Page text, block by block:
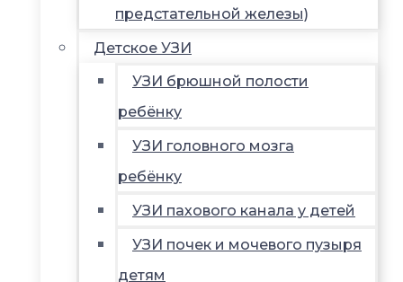
предстательной железы)
Детское УЗИ
УЗИ брюшной полости
ребёнку
УЗИ головного мозга
ребёнку
УЗИ пахового канала у детей
УЗИ почек и мочевого пузыря
детям